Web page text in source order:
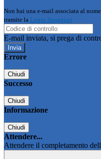
Non hai una e-mail associata al
tramite la Login Spaggiari
E-mail inviata, si prega di
Errore
Chiudi
Successo
Chiudi
Informazione
Chiudi
Attendere...
Attendere il completamento